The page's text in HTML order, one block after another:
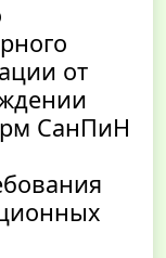
от
СанПиН